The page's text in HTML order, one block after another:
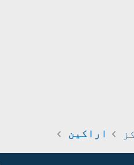
اراکین